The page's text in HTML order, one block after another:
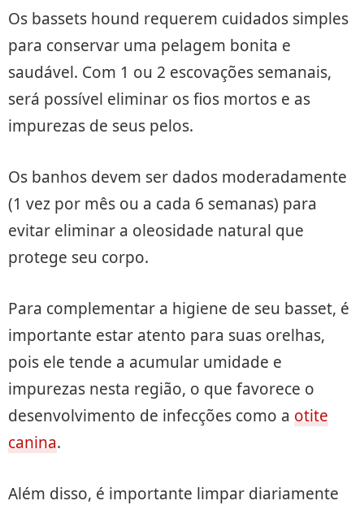
Os bassets hound requerem cuidados simples
para conservar uma pelagem bonita e
saudável. Com 1 ou 2 escovações semanais,
será possível eliminar os fios mortos e as
impurezas de seus pelos.
Os banhos devem ser dados moderadamente
(1 vez por mês ou a cada 6 semanas) para
evitar eliminar a oleosidade natural que
protege seu corpo.
Para complementar a higiene de seu basset, é
importante estar atento para suas orelhas,
pois ele tende a acumular umidade e
impurezas nesta região, o que favorece o
desenvolvimento de infecções como a otite
canina.
Além disso, é importante limpar diariamente